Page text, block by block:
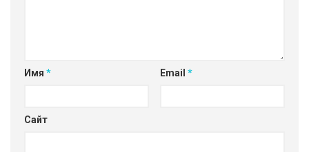
Имя * Email *
Сайт